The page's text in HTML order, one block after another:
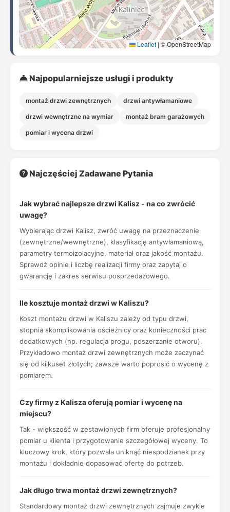
Leaflet | © OpenStreetMap
Najpopularniejsze usługi i produkty
montaż drzwi zewnętrznych drzwi antywłamaniowe
drzwi wewnętrzne na wymiar montaż bram garażowych
pomiar i wycena drzwi
Najczęściej Zadawane Pytania
Jak wybrać najlepsze drzwi Kalisz - na co zwrócić
uwagę?
Wybierając drzwi Kalisz, zwróć uwagę na przeznaczenie
(zewnętrzne/wewnętrzne), klasyfikację antywłamaniową,
parametry termoizolacyjne, materiał oraz jakość montażu.
Sprawdź opinie i liczbę realizacji firmy oraz zapytaj o
gwarancję i zakres serwisu posprzedażowego.
Ile kosztuje montaż drzwi w Kaliszu?
Koszt montażu drzwi w Kaliszu zależy od typu drzwi,
stopnia skomplikowania ościeżnicy oraz konieczności prac
dodatkowych (np. regulacja progu, poszerzanie otworu).
Przykładowo montaż drzwi zewnętrznych może zaczynać
się od kilkuset złotych; zawsze warto poprosić o wycenę z
pomiarem.
Czy firmy z Kalisza oferują pomiar i wycenę na
miejscu?
Tak - większość w zestawionych firm oferuje profesjonalny
pomiar u klienta i przygotowanie szczegółowej wyceny. To
kluczowy krok, który pozwala uniknąć niespodzianek przy
montażu i dokładnie dopasować ofertę do potrzeb.
Jak długo trwa montaż drzwi zewnętrznych?
Standardowy montaż drzwi zewnętrznych zajmuje zwykle